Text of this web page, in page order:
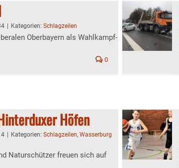
Kategorien: Schlagzeilen
Oberbayern als Wahlkampf-
0
Höfen
Kategorien: Schlagzeilen, Wasserburg
Naturschützer freuen sich auf